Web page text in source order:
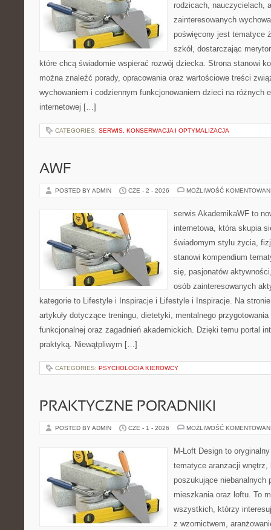
rodzicach, nauczycielach,
zainteresowanych
poświęcony jest tematyce
szkół, dostarczając
które chcą świadomie wspierać rozwój dziecka. Strona stanowi
można znaleźć porady, opracowania oraz wartościowe treści
wychowaniem i codziennym funkcjonowaniem dzieci na różnych
internetowej […]
CATEGORIES: SERWIS, KONSERWACJA I OPTYMALIZACJA
AWF
POSTED BY ADMIN CZE - 2 - 2026 MOŻLIWOŚĆ
serwis AkademikaWF to
internetowa, która skupia
świadomym stylu życia,
stanowi kompendium
się, pasjonatów
osób zainteresowanych
kategorie to Lifestyle i Inspiracje i Lifestyle i Inspiracje. Na
artykuły dotyczące treningu, dietetyki, mentalnego
funkcjonalnej oraz zagadnień akademickich. Dzięki temu portal
praktyką. Niewątpliwym […]
CATEGORIES: PSYCHOLOGIA KIEROWCY
PRAKTYCZNE PORADNIKI
POSTED BY ADMIN CZE - 1 - 2026 MOŻLIWOŚĆ
M-Loft Design to
tematyce aranżacji
poszukujące niebanalnych
mieszkania oraz loftu. To
wszystkich, którzy
z wzornictwem,